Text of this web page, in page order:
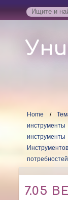
Home
инструменты
инструменты
Инструментов
потребностей
7.05